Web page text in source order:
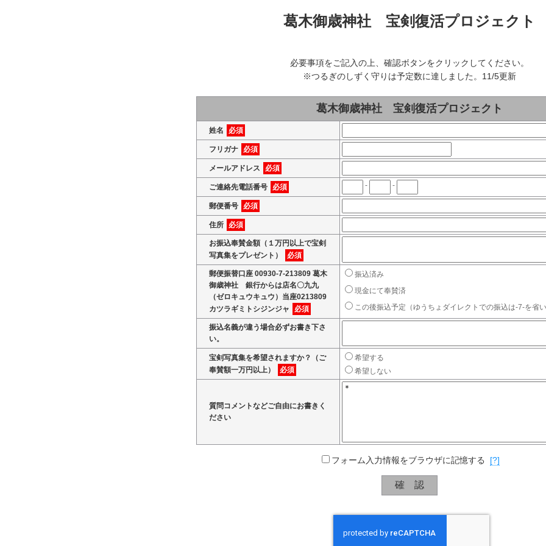
葛木御歳神社 宝剣復活プロジェクト
必要事項をご記入の上、確認ボタンをクリックしてください。
※つるぎのしずく守りは予定数に達しました。11/5更新
葛木御歳神社 宝剣復活プロジェクト
姓名 必須
フリガナ 必須
メールアドレス 必須
ご連絡先電話番号 必須 - -
郵便番号 必須
住所 必須
お振込奉賛金額（１万円以上で宝剣
写真集をプレゼント）
必須
郵便振替口座 00930-7-213809 葛木
御歳神社 銀行からは店名〇九九
（ゼロキュウキュウ）当座0213809
カツラギミトシジンジャ
必須
振込済み
現金にて奉賛済
この後振込予定（ゆうちょダイレクトでの振込は-7-を省い
振込名義が違う場合必ずお書き下さ
い。
宝剣写真集を希望されますか？（ご
奉賛額一万円以上）
必須
希望する
希望しない
質問コメントなどご自由にお書きく
ださい
フォーム入力情報をブラウザに記憶する [?]